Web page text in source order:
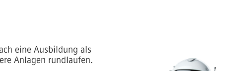
eine Ausbildung als
Anlagen rundlaufen.